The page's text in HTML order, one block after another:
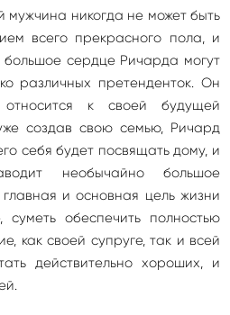
мужчина никогда не может быть
всего прекрасного пола, и
большое сердце Ричарда могут
различных претенденток. Он
относится к своей будущей
создав свою семью, Ричард
себя будет посвящать дому, и
необычайно большое
и основная цель жизни
обеспечить полностью
как своей супруге, так и всей
действительно хороших, и